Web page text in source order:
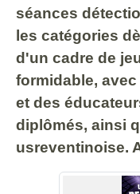
séances
les catégories
d'un cadre de
formidable,
et des
diplômés, ainsi
usreventinoise.